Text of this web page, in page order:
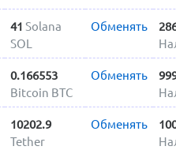
41 Solana
SOL
Обменять
0.166553
Bitcoin BTC
Обменять
10202.9
Tether
Обменять